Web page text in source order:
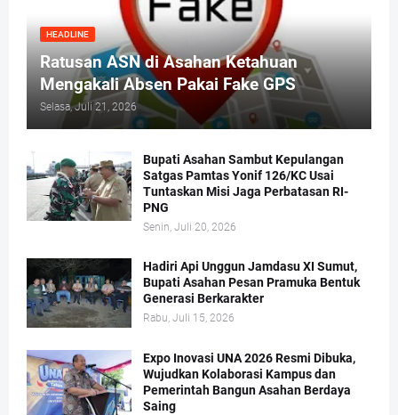
HEADLINE
Ratusan ASN di Asahan Ketahuan
Mengakali Absen Pakai Fake GPS
Selasa, Juli 21, 2026
Bupati Asahan Sambut Kepulangan
Satgas Pamtas Yonif 126/KC Usai
Tuntaskan Misi Jaga Perbatasan RI-
PNG
Senin, Juli 20, 2026
Hadiri Api Unggun Jamdasu XI Sumut,
Bupati Asahan Pesan Pramuka Bentuk
Generasi Berkarakter
Rabu, Juli 15, 2026
Expo Inovasi UNA 2026 Resmi Dibuka,
Wujudkan Kolaborasi Kampus dan
Pemerintah Bangun Asahan Berdaya
Saing